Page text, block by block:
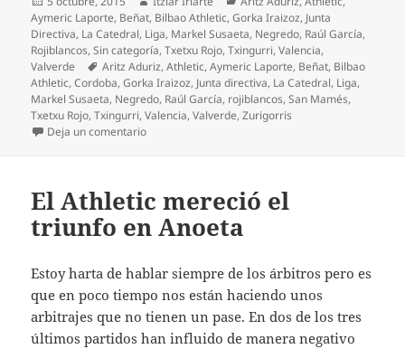
el
Aymeric Laporte, Beñat, Bilbao Athletic,Gorka Iraizoz, Junta
Directiva, La Catedral, Liga, Markel Susaeta, Negredo, Raúl García,
Rojiblancos,Sin categoría,Txetxu Rojo,Txingurri,Valencia,
Valverde
Etiquetas
Aritz Aduriz,Athletic,Aymeric Laporte, Beñat, Bilbao
Athletic,Cordoba,Gorka Iraizoz, Junta directiva, La Catedral, Liga,
Markel Susaeta, Negredo, Raúl García, rojiblancos,San Mamés,
Txetxu Rojo,Txingurri,Valencia,Valverde,Zurigorris
Deja un comentarioen ¡Qué tres puntos más importantes!
El Athletic mereció el
triunfo en Anoeta
Estoy harta de hablar siempre de los árbitros pero es
que en poco tiempo nos están haciendo unos
arbitrajes que no tienen un pase. En dos de los tres
últimos partidos han influido de manera negativo